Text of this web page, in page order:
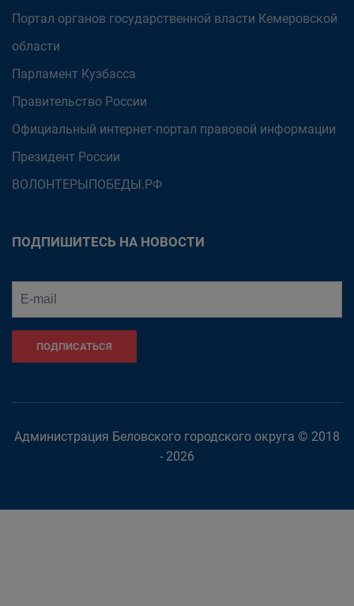
Портал органов государственной власти Кемеровской
области
Парламент Кузбасса
Правительство России
Официальный интернет-портал правовой информации
Президент России
ВОЛОНТЕРЫПОБЕДЫ.РФ
ПОДПИШИТЕСЬ НА НОВОСТИ
ПОДПИСАТЬСЯ
Администрация Беловского городского округа © 2018
- 2026